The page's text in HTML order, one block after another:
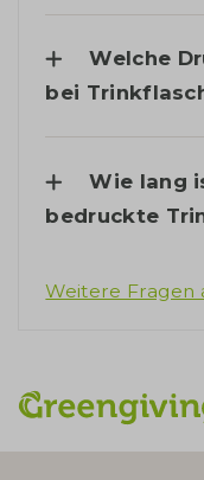
Welche
bei
Wie lang
bedruckte
Weitere Fragen